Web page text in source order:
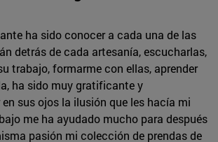
ha sido conocer a cada una de las
detrás de cada artesanía, escucharlas,
trabajo, formarme con ellas, aprender
ha sido muy gratificante y
en sus ojos la ilusión que les hacía mi
me ha ayudado mucho para después
pasión mi colección de prendas de